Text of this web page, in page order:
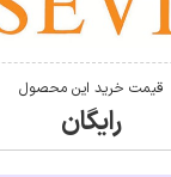
قیمت خرید این محصول
رایگان